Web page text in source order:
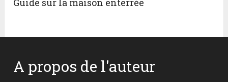
Guide sur la maison enterrée
A propos de l'auteur